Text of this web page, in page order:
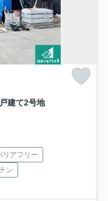
建て2号地
リアフリー
ン